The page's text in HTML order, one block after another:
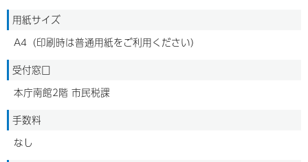
用紙サイズ
A4（印刷時は普通用紙をご利用ください）
受付窓口
本庁南館2階 市民税課
手数料
なし